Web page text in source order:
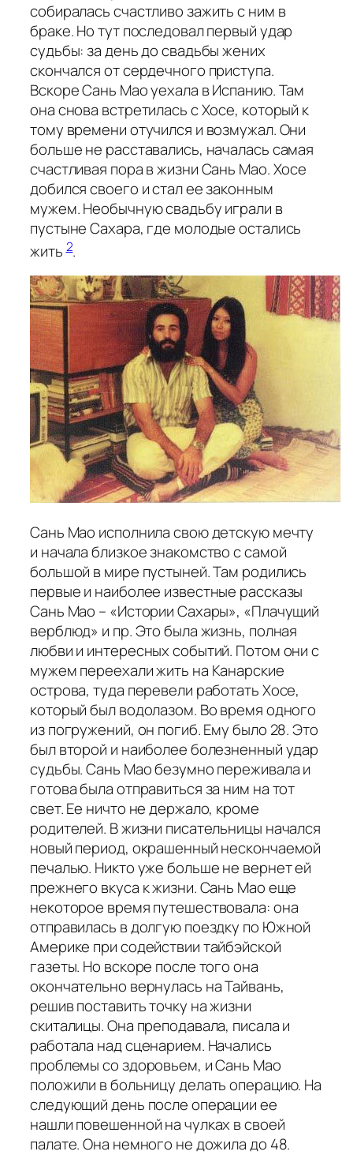
собиралась счастливо зажить с ним в
браке. Но тут последовал первый удар
судьбы: за день до свадьбы жених
скончался от сердечного приступа.
Вскоре Сань Мао уехала в Испанию. Там
она снова встретилась с Хосе, который к
тому времени отучился и возмужал. Они
больше не расставались, началась самая
счастливая пора в жизни Сань Мао. Хосе
добился своего и стал ее законным
мужем. Необычную свадьбу играли в
пустыне Сахара, где молодые остались
жить2.
Сань Мао исполнила свою детскую мечту
и начала близкое знакомство с самой
большой в мире пустыней. Там родились
первые и наиболее известные рассказы
Сань Мао – «Истории Сахары», «Плачущий
верблюд» и пр. Это была жизнь, полная
любви и интересных событий. Потом они с
мужем переехали жить на Канарские
острова, туда перевели работать Хосе,
который был водолазом. Во время одного
из погружений, он погиб. Ему было 28. Это
был второй и наиболее болезненный удар
судьбы. Сань Мао безумно переживала и
готова была отправиться за ним на тот
свет. Ее ничто не держало, кроме
родителей. В жизни писательницы начался
новый период, окрашенный нескончаемой
печалью. Никто уже больше не вернет ей
прежнего вкуса к жизни. Сань Мао еще
некоторое время путешествовала: она
отправилась в долгую поездку по Южной
Америке при содействии тайбэйской
газеты. Но вскоре после того она
окончательно вернулась на Тайвань,
решив поставить точку на жизни
скиталицы. Она преподавала, писала и
работала над сценарием. Начались
проблемы со здоровьем, и Сань Мао
положили в больницу делать операцию. На
следующий день после операции ее
нашли повешенной на чулках в своей
палате. Она немного не дожила до 48.